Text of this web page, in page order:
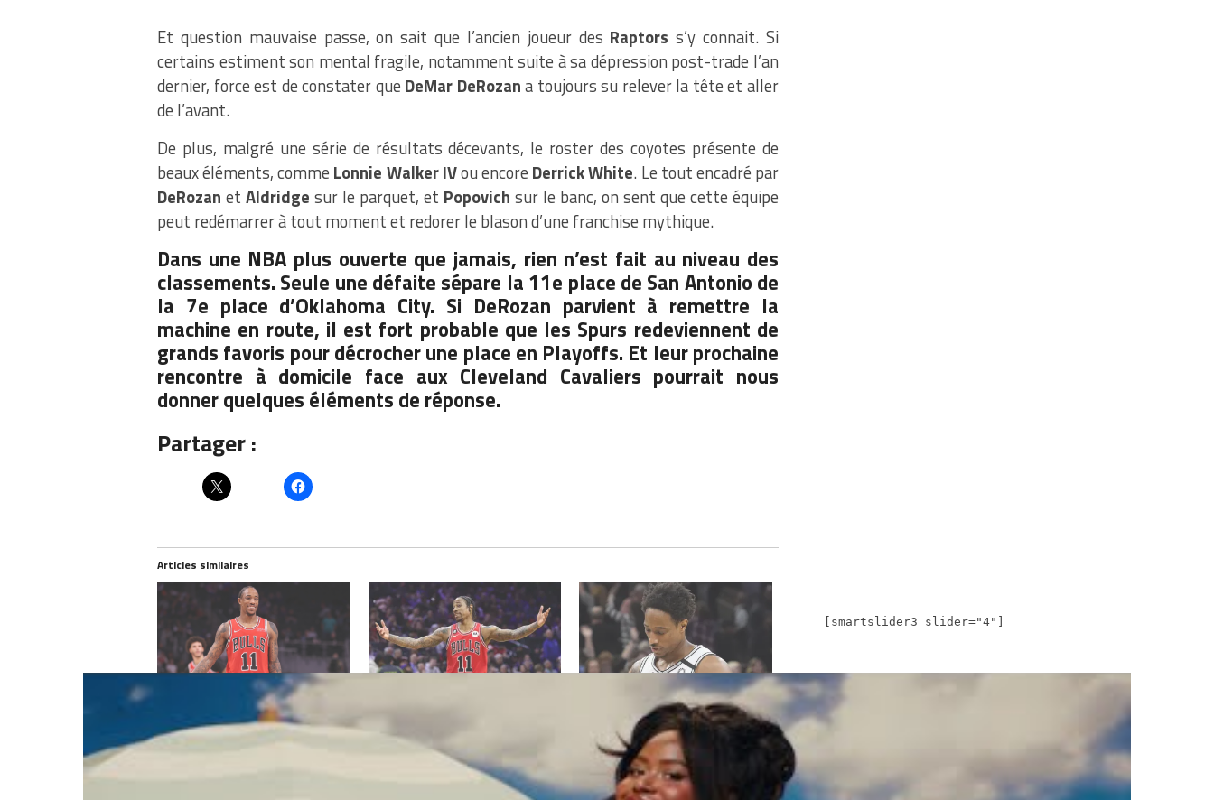
Et question mauvaise passe, on sait que l’ancien joueur des Raptors s’y connait. Si
certains estiment son mental fragile, notamment suite à sa dépression post-trade l’an
dernier, force est de constater que DeMar DeRozana toujours su relever la tête et aller
de l’avant.
De plus, malgré une série de résultats décevants, le roster des coyotes présente de
beaux éléments, comme Lonnie Walker IVou encore Derrick White. Le tout encadré par
DeRozan et Aldridge sur le parquet, et Popovich sur le banc, on sent que cette équipe
peut redémarrer à tout moment et redorer le blason d’une franchise mythique.
Dans une NBA plus ouverte que jamais, rien n’est fait au niveau des
classements. Seule une défaite sépare la 11e place de San Antonio de
la 7e place d’Oklahoma City. Si DeRozan parvient à remettre la
machine en route, il est fort probable que les Spurs redeviennent de
grands favoris pour décrocher une place en Playoffs. Et leur prochaine
rencontre à domicile face aux Cleveland Cavaliers pourrait nous
donner quelques éléments de réponse.
Partager :
Articles similaires
Et si DeMar DeRozan revenait aux
juillet 5, 2024
juillet 5, 2024
Dans "Actualités"
DeMar DeRozan serait
« malheureux » chez les Spurs, un
départ inévitable ?
mars 14, 2020
Dans "Actualités"
[smartslider3 slider="4"]